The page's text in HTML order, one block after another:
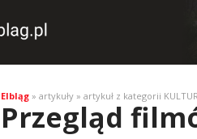
Elbląg» artykuły » artykuł z kategorii
Przegląd